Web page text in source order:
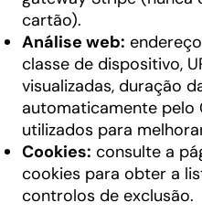
cartão).
Análise web:
classe de dispositivo,
visualizadas, duração
automaticamente pelo
utilizados para
Cookies: consulte a
cookies para obter a
controlos de exclusão.